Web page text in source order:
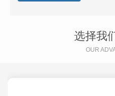
选择我
OUR